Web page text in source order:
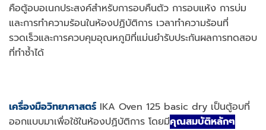
คือตู้อบอเนกประสงค์สำหรับการอบคืนตัว การอบแห้ง การบ่ม
และการทำความร้อนในห้องปฏิบัติการ เวลาทำความร้อนที่
รวดเร็วและการควบคุมอุณหภูมิที่แม่นยำรับประกันผลการทดสอบ
ที่ทำซ้ำได้
เครื่องมือวิทยาศาสตร์ IKA Oven 125 basic dry เป็นตู้อบที่
ออกแบบมาเพื่อใช้ในห้องปฏิบัติการ โดยมีคุณสมบัติหลักๆ